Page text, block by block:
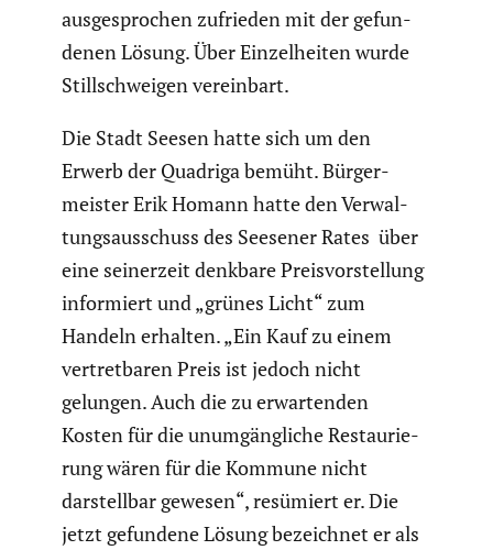
ausge­spro­chen zufrieden mit der gefun­
denen Lösung. Über Einzel­heiten wurde
Still­schweigen verein­bart.
Die Stadt Seesen hatte sich um den
Erwerb der Quadriga bemüht. Bürger­
meister Erik Homann hatte den Verwal­
tungs­aus­schuss des Seesener Rates über
eine seiner­zeit denkbare Preis­vor­stel­lung
infor­miert und „grünes Licht“ zum
Handeln erhalten. „Ein Kauf zu einem
vertret­baren Preis ist jedoch nicht
gelungen. Auch die zu erwar­tenden
Kosten für die unumgäng­liche Restau­rie­
rung wären für die Kommune nicht
darstellbar gewesen“, resümiert er. Die
jetzt gefundene Lösung bezeichnet er als